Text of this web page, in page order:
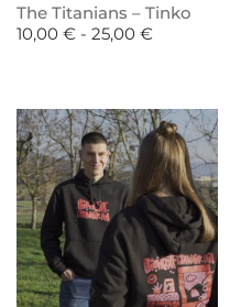
The Titanians – Tinko
10,00 € - 25,00 €